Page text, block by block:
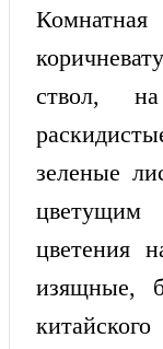
ствол,
зеленые
цветения
изящные,